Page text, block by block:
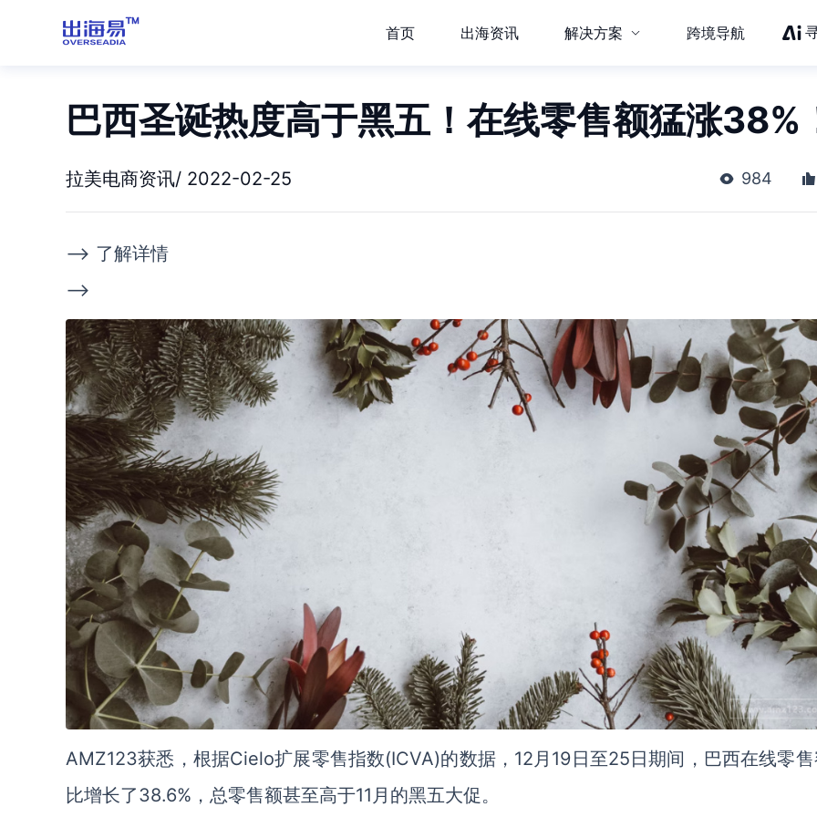
首页 出海资讯 解决方案 跨境导航
巴西圣诞热度高于黑五！在线零售额猛涨38%
拉美电商资讯/ 2022-02-25 984
--> 了解详情
-->
AMZ123获悉，根据Cielo扩展零售指数(ICVA)的数据，12月19日至25日期间，巴西在线零
比增长了38.6%，总零售额甚至高于11月的黑五大促。